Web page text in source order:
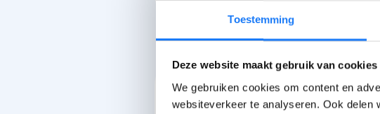
Toestemming
Deze website maakt gebruik van cookies
We gebruiken cookies om content en
websiteverkeer te analyseren. Ook
Praat erover